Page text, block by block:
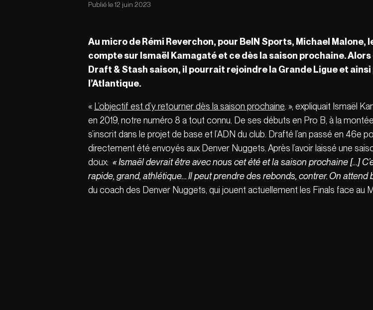
Publié le 12 juin 2023
Au micro de Rémi Reverchon, pour BeIN Sports, Michael Malone,
compte sur Ismaël Kamagaté et ce dès la saison prochaine.
Draft & Stash saison, il pourrait rejoindre la Grande Ligue et
l’Atlantique.
« L’objectif est d’y retourner dès la saison prochaine. », expliquait Ismaël
en 2019, notre numéro 8 a tout connu. De ses débuts en Pro B, à la
s’inscrit dans le projet de base et l’ADN du club. Drafté l’an passé en
directement été envoyés aux Denver Nuggets. Après l’avoir laissé une
doux: « Ismaël devrait être avec nous cet été et la saison prochaine […]
rapide, grand, athlétique… Il peut prendre des rebonds, contrer. On attend
du coach des Denver Nuggets, qui jouent actuellement les Finals face au